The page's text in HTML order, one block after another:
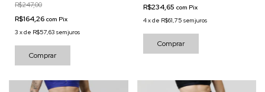
R$247,00
R$164,26 com Pix
3 xde R$57,63 sem juros
Comprar
R$234,65 com Pix
4xde R$61,75 sem juros
Comprar